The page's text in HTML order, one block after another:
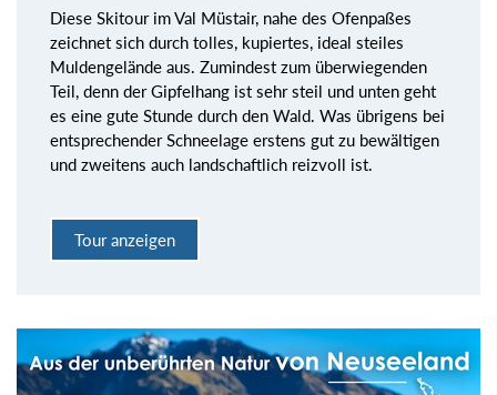
Diese Skitour im Val Müstair, nahe des Ofenpaßes
zeichnet sich durch tolles, kupiertes, ideal steiles
Muldengelände aus. Zumindest zum überwiegenden
Teil, denn der Gipfelhang ist sehr steil und unten geht
es eine gute Stunde durch den Wald. Was übrigens bei
entsprechender Schneelage erstens gut zu bewältigen
und zweitens auch landschaftlich reizvoll ist.
Tour anzeigen